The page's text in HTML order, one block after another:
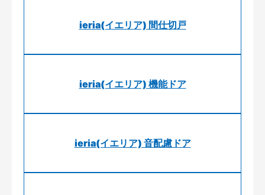
ieria(イエリア) 間仕切戸
ieria(イエリア) 機能ドア
ieria(イエリア) 音配慮ドア